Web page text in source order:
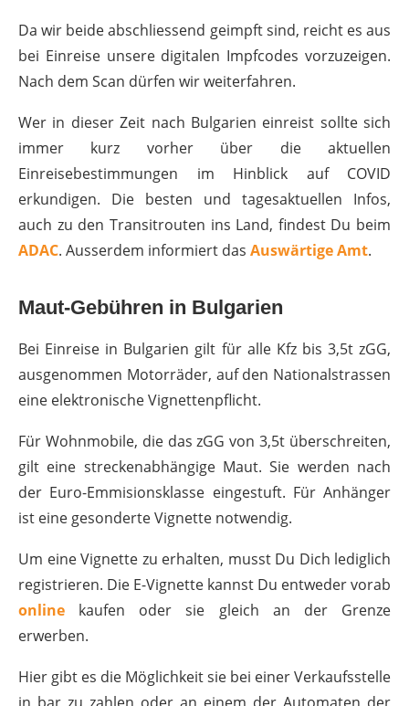
Da wir beide abschliessend geimpft sind, reicht es aus
bei Einreise unsere digitalen Impfcodes vorzuzeigen.
Nach dem Scan dürfen wir weiterfahren.
Wer in dieser Zeit nach Bulgarien einreist sollte sich
immer kurz vorher über die aktuellen
Einreisebestimmungen im Hinblick auf COVID
erkundigen. Die besten und tagesaktuellen Infos,
auch zu den Transitrouten ins Land, findest Du beim
ADAC. Ausserdem informiert das Auswärtige Amt.
Maut-Gebühren in Bulgarien
Bei Einreise in Bulgarien gilt für alle Kfz bis 3,5t zGG,
ausgenommen Motorräder, auf den Nationalstrassen
eine elektronische Vignettenpflicht.
Für Wohnmobile, die das zGG von 3,5t überschreiten,
gilt eine streckenabhängige Maut. Sie werden nach
der Euro-Emmisionsklasse eingestuft. Für Anhänger
ist eine gesonderte Vignette notwendig.
Um eine Vignette zu erhalten, musst Du Dich lediglich
registrieren. Die E-Vignette kannst Du entweder vorab
online kaufen oder sie gleich an der Grenze
erwerben.
Hier gibt es die Möglichkeit sie bei einer Verkaufsstelle
in bar zu zahlen oder an einem der Automaten der